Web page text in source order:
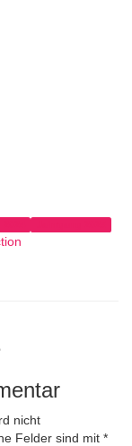
nicht
Felder sind mit *